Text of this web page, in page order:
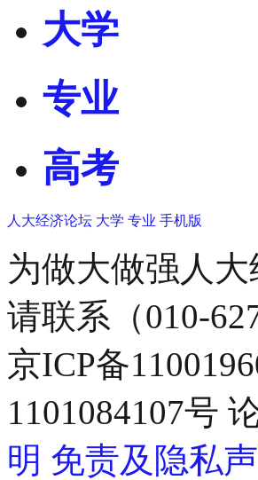
大学
专业
高考
人大经济论坛 大学 专业 手机版
为做大做强人
请联系（010-
京ICP备
1101084107号
明 免责及隐私